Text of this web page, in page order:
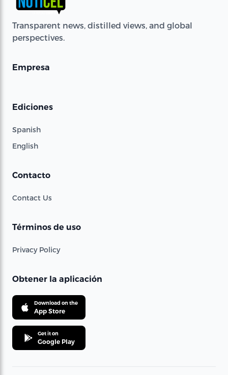
Transparent news, distilled views, and global
perspectives.
Empresa
Ediciones
Spanish
English
Contacto
Contact Us
Términos de uso
Privacy Policy
Obtener la aplicación
Download on the
App Store
Get it on
Google Play